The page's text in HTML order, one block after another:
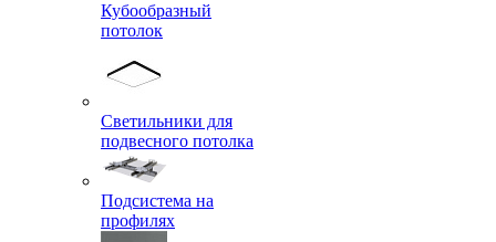
Кубообразный
потолок
Светильники для
подвесного потолка
Подсистема на
профилях